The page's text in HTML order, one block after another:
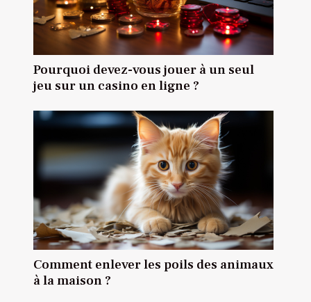
Pourquoi devez-vous jouer à un seul
jeu sur un casino en ligne ?
Comment enlever les poils des animaux
à la maison ?